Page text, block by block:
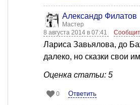
Александр Филатов
Мастер
8 августа 2014 в 07:41
Лариса Завьялова, до
далеко, но сказки свои
Оценка статьи: 5
0 Ответить